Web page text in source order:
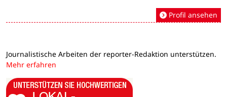
Profil ansehen
Journalistische Arbeiten der reporter-Redaktion unterstützen.
Mehr erfahren